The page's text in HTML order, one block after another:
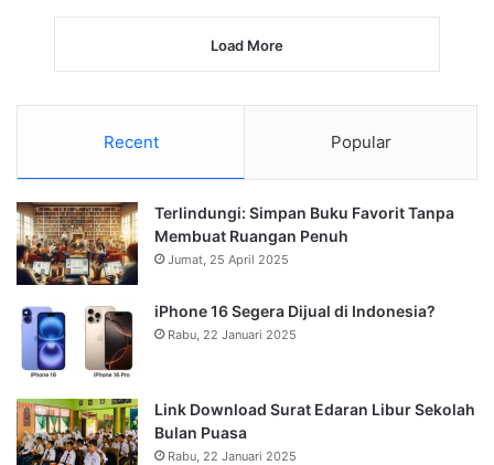
Load More
Recent Popular
Terlindungi: Simpan Buku Favorit Tanpa
Membuat Ruangan Penuh
Jumat, 25 April 2025
iPhone 16 Segera Dijual di Indonesia?
Rabu, 22 Januari 2025
Link Download Surat Edaran Libur Sekolah
Bulan Puasa
Rabu, 22 Januari 2025